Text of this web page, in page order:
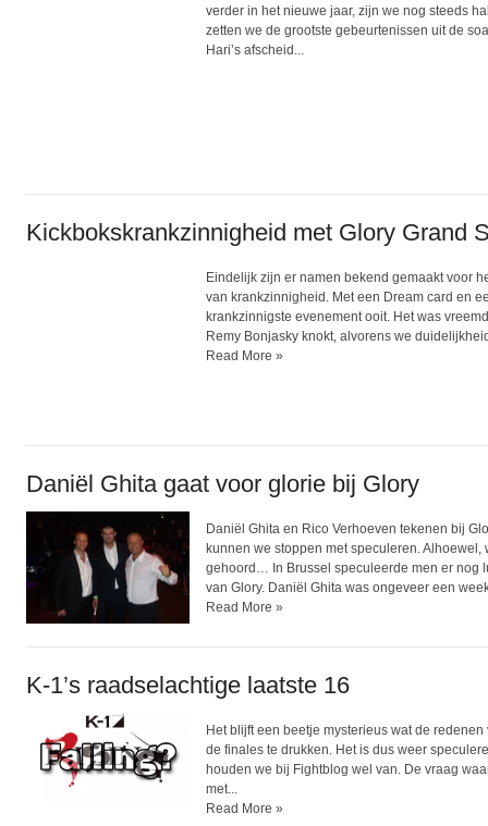
verder in het nieuwe jaar, zijn we nog steeds
zetten we de grootste gebeurtenissen uit de
Hari’s afscheid...
Kickbokskrankzinnigheid met Glory Grand
Eindelijk zijn er namen bekend gemaakt voor
van krankzinnigheid. Met een Dream card en
krankzinnigste evenement ooit. Het was
Remy Bonjasky knokt, alvorens we
Read More »
Daniël Ghita gaat voor glorie bij Glory
Daniël Ghita en Rico Verhoeven tekenen bij
kunnen we stoppen met speculeren.
gehoord… In Brussel speculeerde men er nog
van Glory. Daniël Ghita was ongeveer een
Read More »
K-1’s raadselachtige laatste 16
Het blijft een beetje mysterieus wat de
de finales te drukken. Het is dus weer
houden we bij Fightblog wel van. De vraag
met...
Read More »